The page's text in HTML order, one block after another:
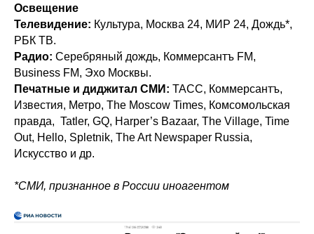
Освещение
Телевидение: Культура, Москва 24, МИР 24, Дождь*,
РБК ТВ.
Радио: Серебряный дождь, Коммерсантъ FM,
Business FM, Эхо Москвы.
Печатные и диджитал СМИ: ТАСС, Коммерсантъ,
Известия, Метро, The Moscow Times, Комсомольская
правда, Tatler, GQ, Harper’s Bazaar, The Village, Time
Out, Hello, Spletnik, The Art Newspaper Russia,
Искусство и др.
*СМИ, признанное в России иноагентом